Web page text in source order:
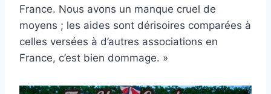
France. Nous avons un manque cruel de
moyens ; les aides sont dérisoires comparées à
celles versées à d’autres associations en
France, c’est bien dommage. »